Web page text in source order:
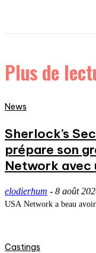
Plus de
News
Sherlock’s
prépare son
Network avec
elodierhum - 8 août
USA Network a beau avoir
Castings